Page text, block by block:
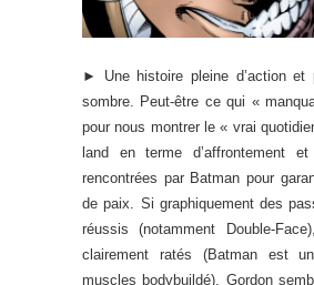
► Une histoire pleine d’action et
sombre. Peut-être ce qui «
pour nous montrer le « vrai
land en terme d’affrontement
rencontrées par Batman pour
de paix. Si graphiquement des
réussis (notamment Double-
clairement ratés (Batman est
muscles bodybuildé). Gordon